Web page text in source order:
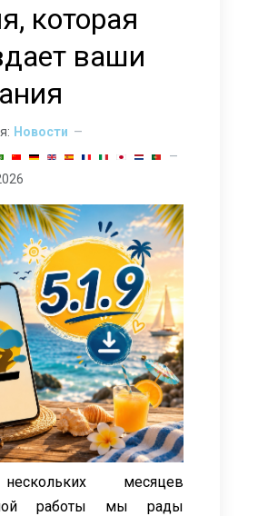
которая
ваши
Новости
месяцев
работы мы рады